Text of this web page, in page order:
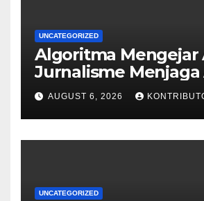
UNCATEGORIZED
Algoritma Mengejar
Jurnalisme Menjaga
dan Akal Sehat
AUGUST 6, 2026
UNCATEGORIZED